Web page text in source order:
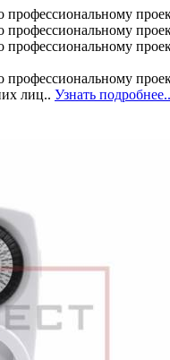
лиц.. Узнать подробнее..